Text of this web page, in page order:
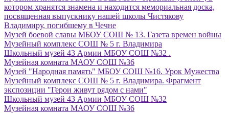
котором хранятся знамена и находится мемориальная доска,
посвященная выпускнику нашей школы Чистякову
Владимиру, погибшему в Чечне
Музей боевой славы МБОУ СОШ № 13. Газета времен войны
Музейный комплекс СОШ № 5 г. Владимира
Школьный музей 43 Армии МБОУ СОШ №32 .
Музейная комната МАОУ СОШ №36
Музей "Народная память" МБОУ СОШ №16. Урок Мужества
Музейный комплекс СОШ № 5 г. Владимира. Фрагмент
экспозиции "Герои живут рядом с нами"
Школьный музей 43 Армии МБОУ СОШ №32
Музейная комната МАОУ СОШ №36